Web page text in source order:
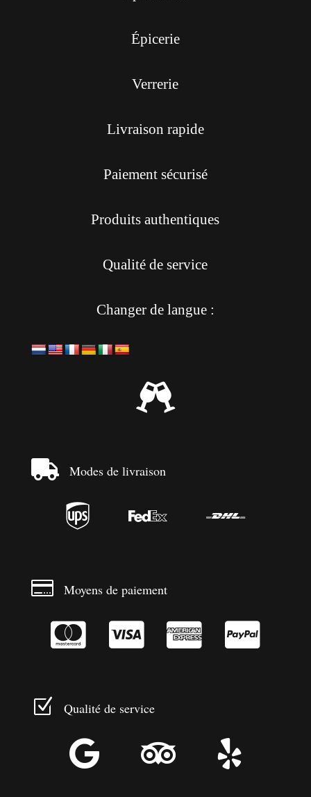
Épicerie
Verrerie
Livraison rapide
Paiement sécurisé
Produits authentiques
Qualité de service
Changer de langue :

 Modes de livraison
  
 Moyens de paiement
   
Z Qualité de service
  